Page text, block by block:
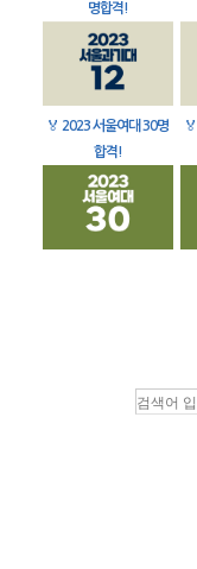
명합격!
🏅 2023 서울여대 30명
합격!
🏅